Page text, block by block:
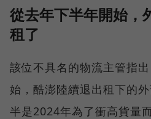
從去年下半年開始，
租了
該位不具名的物流主管指
始，酷澎陸續退出租下的
半是2024年為了衝高貨量